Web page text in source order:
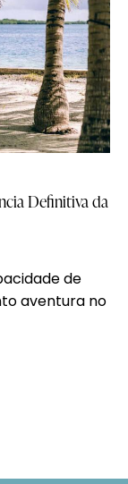
Definitiva da
de
aventura no